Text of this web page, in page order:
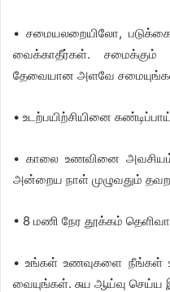
• சமையலறையிலோ,
வைக்காதீர்கள். சமைக்கும்
தேவையான அளவே
• உடற்பயிற்சியினை
• காலை உணவினை
அன்றைய நாள் முழுவதும்
• 8 மணி நேர தூக்கம்
• உங்கள் உணவுகளை நீங்கள்
வையுங்கள். சுய ஆய்வு செய்ய